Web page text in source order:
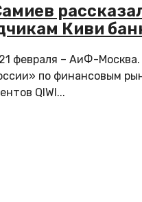
Киви
февраля – АиФ-
по финансовым
QIWI...